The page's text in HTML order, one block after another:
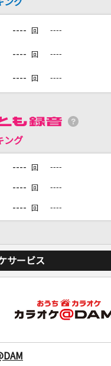
DAMの新曲・ランキングなど
DAMに会員登録・ログインして
自宅でカラオケ歌い放題！
---- 回 ----
---- 回 ----
---- 回 ----
ング
---- 回 ----
---- 回 ----
---- 回 ----
サービス